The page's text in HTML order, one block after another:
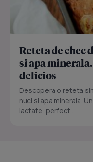
Reteta de chec
si apa
delicios
Descopera o reteta
nuci si apa minerala.
lactate, perfect...